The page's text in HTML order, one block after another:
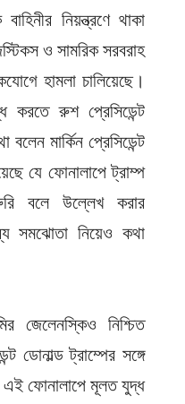
নিয়ন্ত্রণে থাকা
ও সামরিক সরবরাহ
হামলা চালিয়েছে।
করতে রুশ প্রেসিডেন্ট
মার্কিন প্রেসিডেন্ট
যে ফোনালাপে ট্রাম্প
বলে উল্লেখ করার
সমঝোতা নিয়েও কথা
জেলেনস্কিও নিশ্চিত
ডোনাল্ড ট্রাম্পের সঙ্গে
এই ফোনালাপে মূলত যুদ্ধ